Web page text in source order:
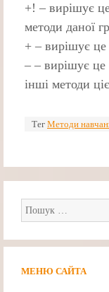
+! – вирішує
методи даної
+ – вирішує це
– – вирішує
інші методи
Тег Методи
Пошук:
МЕНЮ САЙТА